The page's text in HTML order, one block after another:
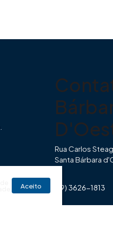
Aceito
Rua Carlos
Santa Bárbara
(19) 3626-1813